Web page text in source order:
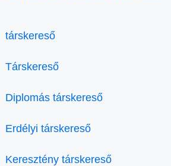
társkereső
Társkereső
Diplomás társkereső
Erdélyi társkereső
Keresztény társkereső